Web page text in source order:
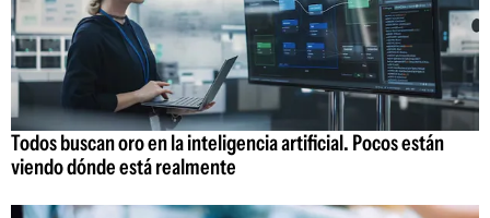
Todos buscan oro en la inteligencia artificial. Pocos están
viendo dónde está realmente